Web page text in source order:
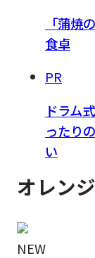
「蒲焼
食卓
PR
ドラム
ったり
い
オレン
NEW